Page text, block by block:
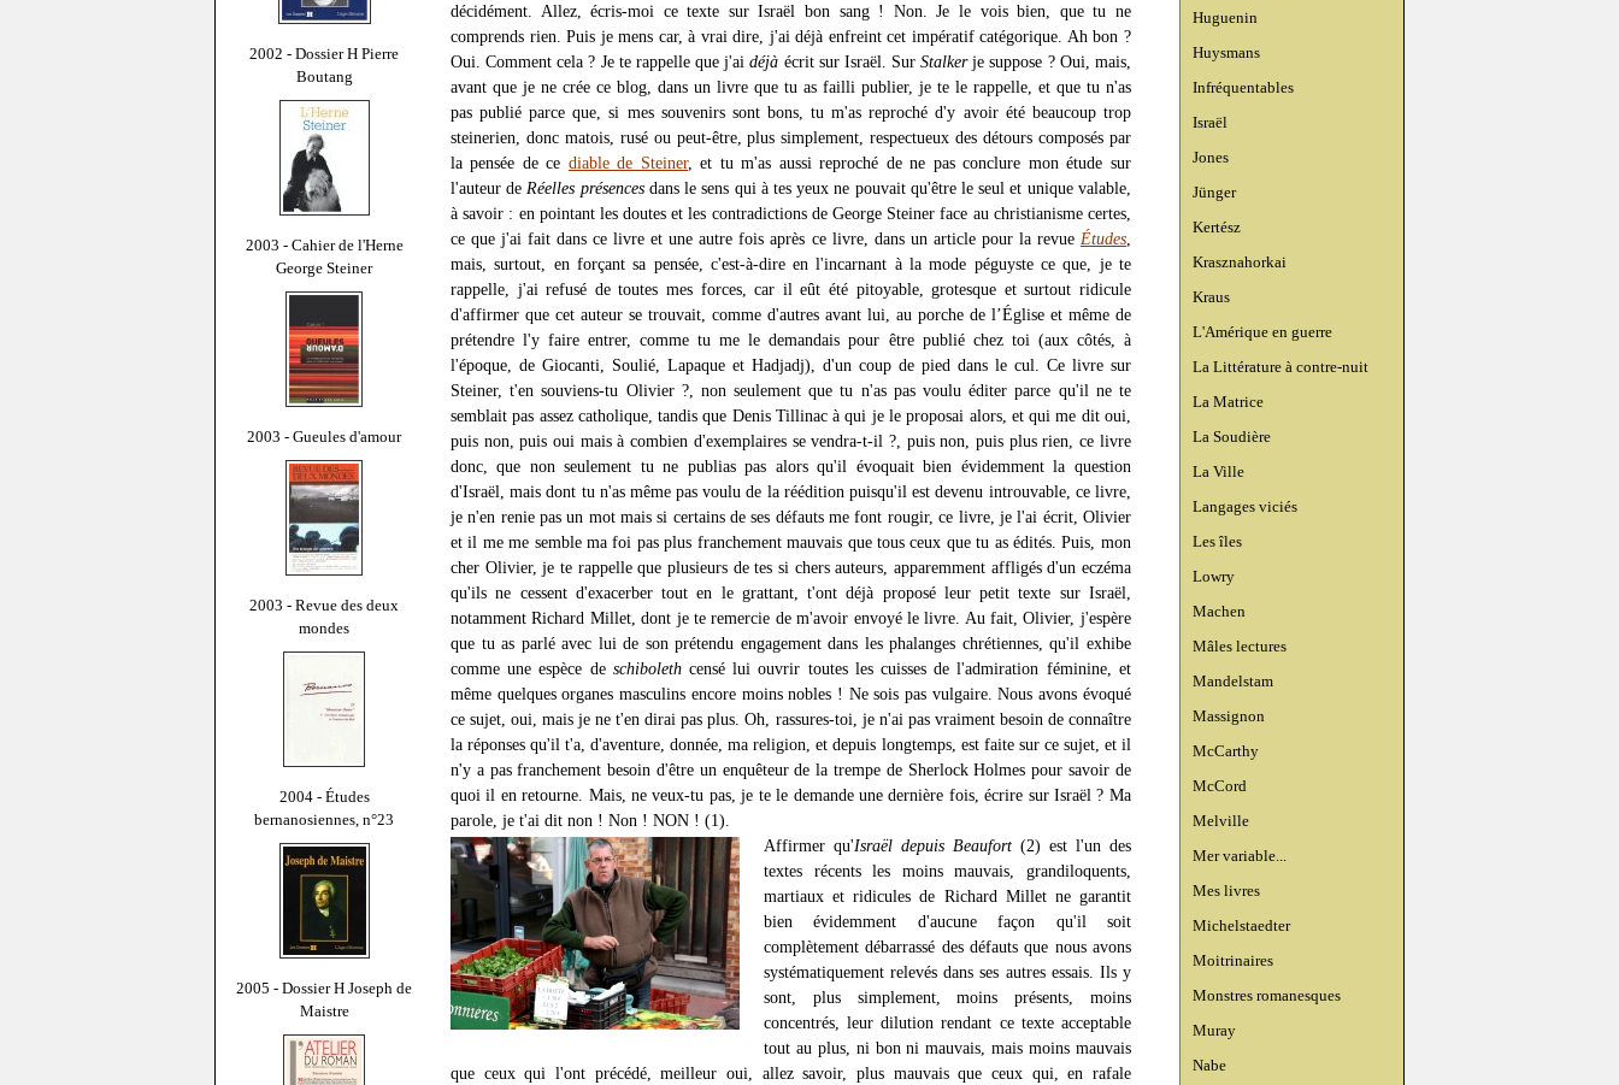
2002 - Dossier H Pierre
Boutang
2003 - Cahier de l'Herne
George Steiner
2003 - Gueules d'amour
2003 - Revue des deux
mondes
2004 - Études
bernanosiennes, n°23
2005 - Dossier H Joseph de
Maistre
Huguenin
Huysmans
Infréquentables
Israël
Jones
Jünger
Kertész
Krasznahorkai
Kraus
L'Amérique en guerre
La Littérature à contre-nuit
La Matrice
La Soudière
La Ville
Langages viciés
Les îles
Lowry
Machen
Mâles lectures
Mandelstam
Massignon
McCarthy
McCord
Melville
Mer variable...
Mes livres
Michelstaedter
Moitrinaires
Monstres romanesques
Muray
Nabe
décidément. Allez, écris-moi ce texte sur Israël bon sang ! Non. Je le vois bien, que tu ne
comprends rien. Puis je mens car, à vrai dire, j'ai déjà enfreint cet impératif catégorique. Ah bon ?
Oui. Comment cela ? Je te rappelle que j'aidéjà écrit sur Israël. SurStalkerje suppose ? Oui, mais,
avant que je ne crée ce blog, dans un livre que tu as failli publier, je te le rappelle, et que tu n'as
pas publié parce que, si mes souvenirs sont bons, tu m'as reproché d'y avoir été beaucoup trop
steinerien, donc matois, rusé ou peut-être, plus simplement, respectueux des détours composés par
la pensée de ce diable de Steiner, et tu m'as aussi reproché de ne pas conclure mon étude sur
l'auteur de Réelles présencesdans le sens qui à tes yeux ne pouvait qu'être le seul et unique valable,
à savoir : en pointant les doutes et les contradictions de George Steiner face au christianisme certes,
ce que j'ai fait dans ce livre et une autre fois après ce livre, dans un article pour la revue Études,
mais, surtout, en forçant sa pensée, c'est-à-dire en l'incarnant à la mode péguyste ce que, je te
rappelle, j'ai refusé de toutes mes forces, car il eût été pitoyable, grotesque et surtout ridicule
d'affirmer que cet auteur se trouvait, comme d'autres avant lui, au porche de l’Église et même de
prétendre l'y faire entrer, comme tu me le demandais pour être publié chez toi (aux côtés, à
l'époque, de Giocanti, Soulié, Lapaque et Hadjadj), d'un coup de pied dans le cul. Ce livre sur
Steiner, t'en souviens-tu Olivier ?, non seulement que tu n'as pas voulu éditer parce qu'il ne te
semblait pas assez catholique, tandis que Denis Tillinac à qui je le proposai alors, et qui me dit oui,
puis non, puis oui mais à combien d'exemplaires se vendra-t-il ?, puis non, puis plus rien, ce livre
donc, que non seulement tu ne publias pas alors qu'il évoquait bien évidemment la question
d'Israël, mais dont tu n'as même pas voulu de la réédition puisqu'il est devenu introuvable, ce livre,
je n'en renie pas un mot mais si certains de ses défauts me font rougir, ce livre, je l'ai écrit, Olivier
et il me me semble ma foi pas plus franchement mauvais que tous ceux que tu as édités. Puis, mon
cher Olivier, je te rappelle que plusieurs de tes si chers auteurs, apparemment affligés d'un eczéma
qu'ils ne cessent d'exacerber tout en le grattant, t'ont déjà proposé leur petit texte sur Israël,
notamment Richard Millet, dont je te remercie de m'avoir envoyé le livre. Au fait, Olivier, j'espère
que tu as parlé avec lui de son prétendu engagement dans les phalanges chrétiennes, qu'il exhibe
comme une espèce de schibolethcensé lui ouvrir toutes les cuisses de l'admiration féminine, et
même quelques organes masculins encore moins nobles ! Ne sois pas vulgaire. Nous avons évoqué
ce sujet, oui, mais je ne t'en dirai pas plus. Oh, rassures-toi, je n'ai pas vraiment besoin de connaître
la réponses qu'il t'a, d'aventure, donnée, ma religion, et depuis longtemps, est faite sur ce sujet, et il
n'y a pas franchement besoin d'être un enquêteur de la trempe de Sherlock Holmes pour savoir de
quoi il en retourne. Mais, ne veux-tu pas, je te le demande une dernière fois, écrire sur Israël ? Ma
parole, je t'ai dit non ! Non ! NON ! (1).
Affirmer qu'Israël depuis Beaufort (2) est l'un des
textes récents les moins mauvais, grandiloquents,
martiaux et ridicules de Richard Millet ne garantit
bien évidemment d'aucune façon qu'il soit
complètement débarrassé des défauts que nous avons
systématiquement relevés dans ses autres essais. Ils y
sont, plus simplement, moins présents, moins
concentrés, leur dilution rendant ce texte acceptable
tout au plus, ni bon ni mauvais, mais moins mauvais
que ceux qui l'ont précédé, meilleur oui, allez savoir, plus mauvais que ceux qui, en rafale